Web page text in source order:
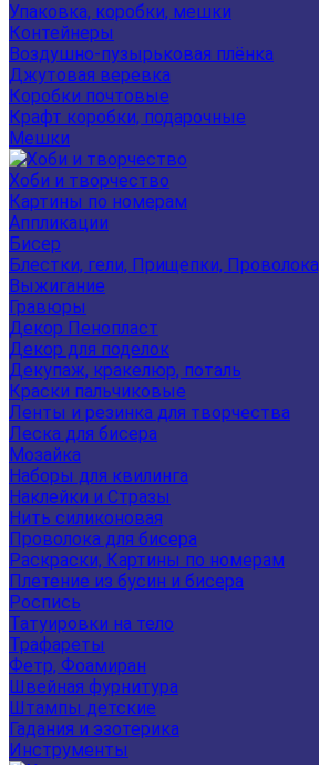
Упаковка, коробки, мешки
Контейнеры
Воздушно-пузырьковая плёнка
Джутовая веревка
Коробки почтовые
Крафт коробки, подарочные
Мешки
Хоби и творчество
Картины по номерам
Аппликации
Бисер
Блестки, гели, Прищепки,
Выжигание
Гравюры
Декор Пенопласт
Декор для поделок
Декупаж, кракелюр, поталь
Краски пальчиковые
Ленты и резинка для творчества
Леска для бисера
Мозайка
Наборы для квилинга
Наклейки и Стразы
Нить силиконовая
Проволока для бисера
Раскраски, Картины по номерам
Плетение из бусин и бисера
Роспись
Татуировки на тело
Трафареты
Фетр, Фоамиран
Швейная фурнитура
Штампы детские
Гадания и эзотерика
Инструменты